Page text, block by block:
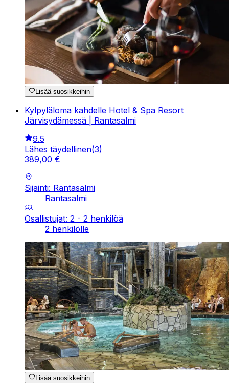
Lisää suosikkeihin
Kylpyläloma kahdelle Hotel & Spa Resort
Järvisydämessä | Rantasalmi
9.5
Lähes täydellinen(3)
389,00 €
Sijainti: Rantasalmi
Rantasalmi
Osallistujat: 2 - 2 henkilöä
2 henkilölle
Lisää suosikkeihin